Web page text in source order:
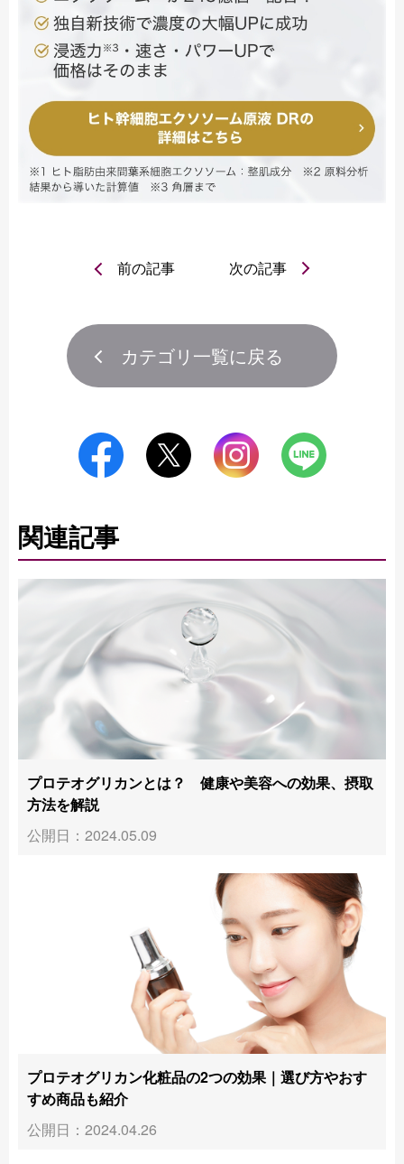
前の記事 次の記事
カテゴリ一覧に戻る
関連記事
プロテオグリカンとは？ 健康や美容への効果、摂取
方法を解説
公開日：2024.05.09
プロテオグリカン化粧品の2つの効果｜選び方やおす
すめ商品も紹介
公開日：2024.04.26